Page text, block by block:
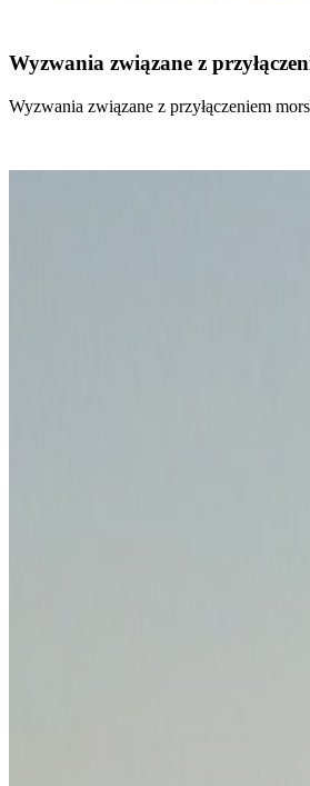
Wyzwania związane z
Wyzwania związane z przyłączeniem